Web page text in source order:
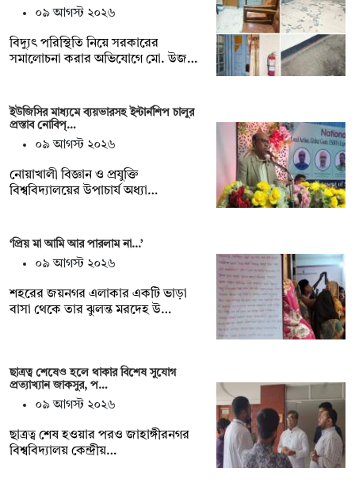
০৯ আগস্ট ২০২৬
বিদ্যুৎ পরিস্থিতি নিয়ে সরকারের
সমালোচনা করার অভিযোগে মো. উজ…
ইউজিসির মাধ্যমে ব্যয়ভারসহ ইন্টার্নশিপ চালুর
প্রস্তাব নোবিপ্…
০৯ আগস্ট ২০২৬
নোয়াখালী বিজ্ঞান ও প্রযুক্তি
বিশ্ববিদ্যালয়ের উপাচার্য অধ্যা…
‘প্রিয় মা আমি আর পারলাম না...’
০৯ আগস্ট ২০২৬
শহরের জয়নগর এলাকার একটি ভাড়া
বাসা থেকে তার ঝুলন্ত মরদেহ উ…
ছাত্রত্ব শেষেও হলে থাকার বিশেষ সুযোগ
প্রত্যাখ্যান জাকসুর, প…
০৯ আগস্ট ২০২৬
ছাত্রত্ব শেষ হওয়ার পরও জাহাঙ্গীরনগর
বিশ্ববিদ্যালয় কেন্দ্রীয়…